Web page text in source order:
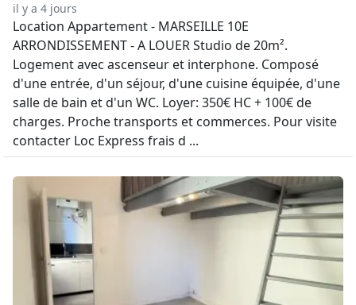
il y a 4 jours
Location Appartement - MARSEILLE 10E
ARRONDISSEMENT - A LOUER Studio de 20m².
Logement avec ascenseur et interphone. Composé
d'une entrée, d'un séjour, d'une cuisine équipée, d'une
salle de bain et d'un WC. Loyer: 350€ HC + 100€ de
charges. Proche transports et commerces. Pour visite
contacter Loc Express frais d ...